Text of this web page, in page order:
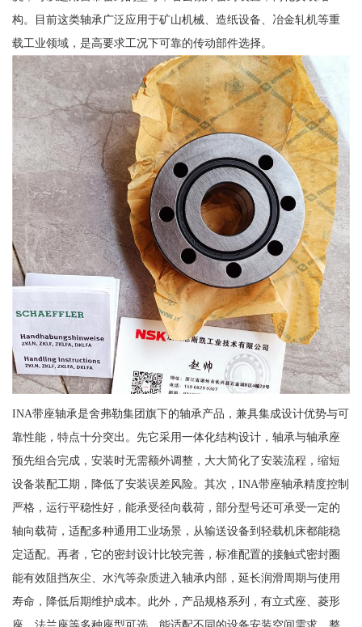
构。目前这类轴承广泛应用于矿山机械、造纸设备、冶金轧机等重
载工业领域，是高要求工况下可靠的传动部件选择。
INA带座轴承是舍弗勒集团旗下的轴承产品，兼具集成设计优势与可
靠性能，特点十分突出。先它采用一体化结构设计，轴承与轴承座
预先组合完成，安装时无需额外调整，大大简化了安装流程，缩短
设备装配工期，降低了安装误差风险。其次，INA带座轴承精度控制
严格，运行平稳性好，能承受径向载荷，部分型号还可承受一定的
轴向载荷，适配多种通用工业场景，从输送设备到轻载机床都能稳
定适配。再者，它的密封设计比较完善，标准配置的接触式密封圈
能有效阻挡灰尘、水汽等杂质进入轴承内部，延长润滑周期与使用
寿命，降低后期维护成本。此外，产品规格系列，有立式座、菱形
座、法兰座等多种座型可选，能适配不同的设备安装空间需求。整